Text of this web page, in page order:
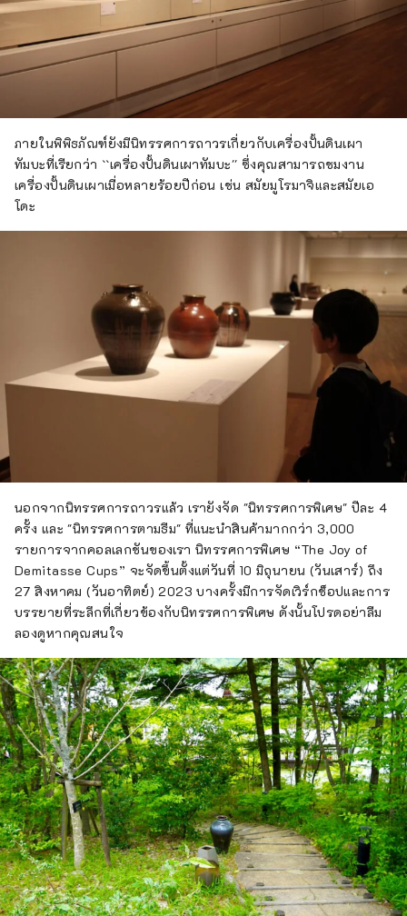
ภายในพิพิธภัณฑ์ยังมีนิทรรศการถาวรเกี่ยวกับเครื่องปั้นดินเผา
ทัมบะที่เรียกว่า ``เครื่องปั้นดินเผาทัมบะ'' ซึ่งคุณสามารถชมงาน
เครื่องปั้นดินเผาเมื่อหลายร้อยปีก่อน เช่น สมัยมูโรมาจิและสมัยเอ
โดะ
นอกจากนิทรรศการถาวรแล้ว เรายังจัด "นิทรรศการพิเศษ" ปีละ 4
ครั้ง และ "นิทรรศการตามธีม" ที่แนะนำสินค้ามากกว่า 3,000
รายการจากคอลเลกชันของเรา นิทรรศการพิเศษ “The Joy of
Demitasse Cups” จะจัดขึ้นตั้งแต่วันที่ 10 มิถุนายน (วันเสาร์) ถึง
27 สิงหาคม (วันอาทิตย์) 2023 บางครั้งมีการจัดเวิร์กช็อปและการ
บรรยายที่ระลึกที่เกี่ยวข้องกับนิทรรศการพิเศษ ดังนั้นโปรดอย่าลืม
ลองดูหากคุณสนใจ